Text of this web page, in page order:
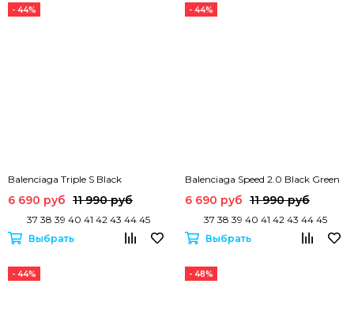
- 44%
Balenciaga Triple S Black
6 690 руб 11 990 руб
37 38 39 40 41 42 43 44 45
Выбрать
- 44%
Balenciaga Speed 2.0 Black Green
6 690 руб 11 990 руб
37 38 39 40 41 42 43 44 45
Выбрать
- 44% - 48%